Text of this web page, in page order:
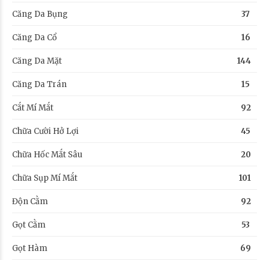
Căng Da Bụng 37
Căng Da Cổ 16
Căng Da Mặt 144
Căng Da Trán 15
Cắt Mí Mắt 92
Chữa Cười Hở Lợi 45
Chữa Hốc Mắt Sâu 20
Chữa Sụp Mí Mắt 101
Độn Cằm 92
Gọt Cằm 53
Gọt Hàm 69